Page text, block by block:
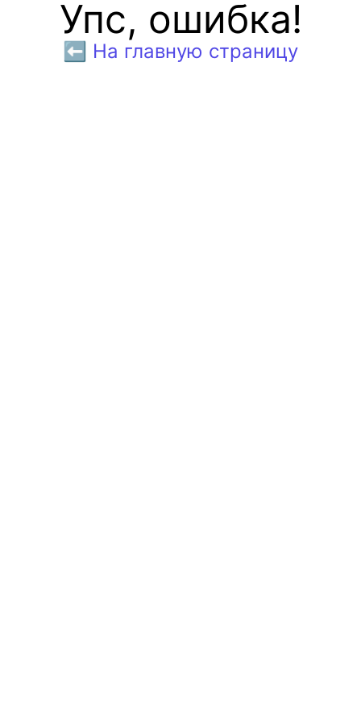
Упс, ошибка!
⬅️ На главную страницу